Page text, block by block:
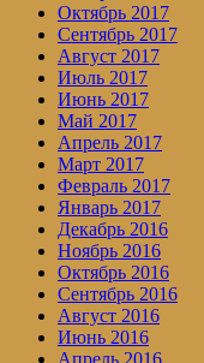
Октябрь 2017
Сентябрь 2017
Август 2017
Июль 2017
Июнь 2017
Май 2017
Апрель 2017
Март 2017
Февраль 2017
Январь 2017
Декабрь 2016
Ноябрь 2016
Октябрь 2016
Сентябрь 2016
Август 2016
Июнь 2016
Апрель 2016